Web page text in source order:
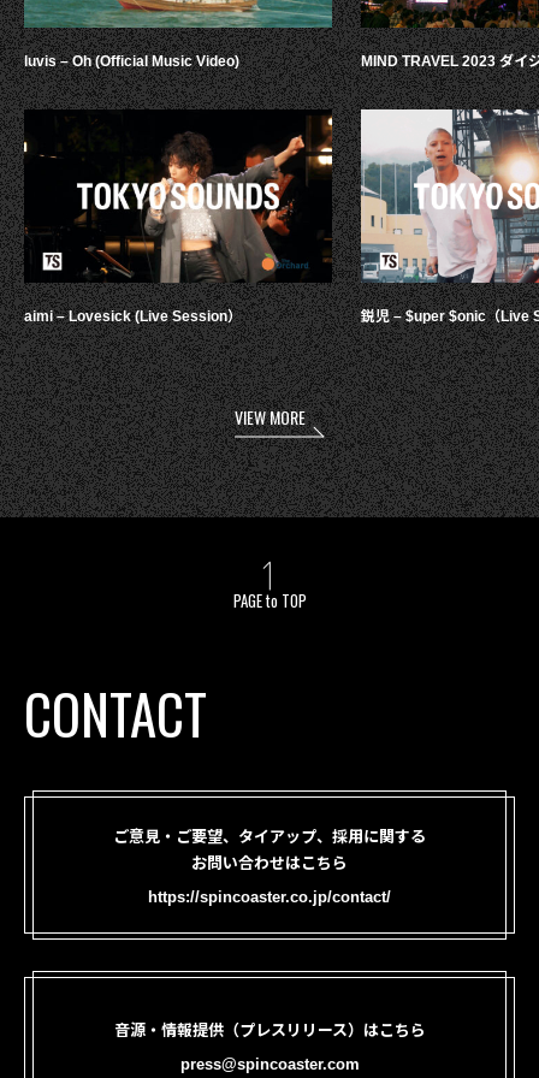
luvis – Oh (Official Music Video)
aimi – Lovesick (Live Session）
MIND TRAVEL 2023 ダイ
鋭児 – $uper $onic（Live
VIEW MORE
PAGE to TOP
CONTACT
ご意見・ご要望、タイアップ、採用に関する
お問い合わせはこちら
https://spincoaster.co.jp/contact/
音源・情報提供（プレスリリース）はこちら
press@spincoaster.com